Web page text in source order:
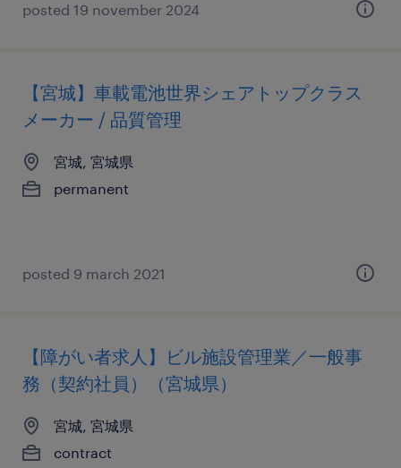
posted 19 november 2024
【宮城】車載電池世界シェアトップクラス
メーカー / 品質管理
宮城, 宮城県
permanent
posted 9 march 2021
【障がい者求人】ビル施設管理業／一般事
務（契約社員）（宮城県）
宮城, 宮城県
contract